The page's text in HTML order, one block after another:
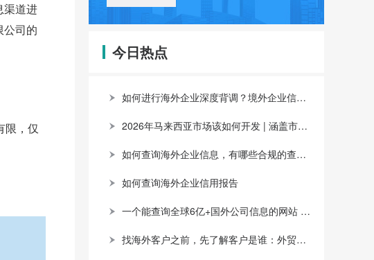
渠道进
公司的
限，仅
今日热点
如何进行海外企业深度背调？境外企业信息查询网站推荐
2026年马来西亚市场该如何开发 | 涵盖市场概况，产品机会及开发渠道
如何查询海外企业信息，有哪些合规的查询渠道？
如何查询海外企业信用报告
一个能查询全球6亿+国外公司信息的网站 | 涵盖注册信息，股权架构，财务情况，信用报告
找海外客户之前，先了解客户是谁：外贸企业如何用全球企业数据提升开发效率